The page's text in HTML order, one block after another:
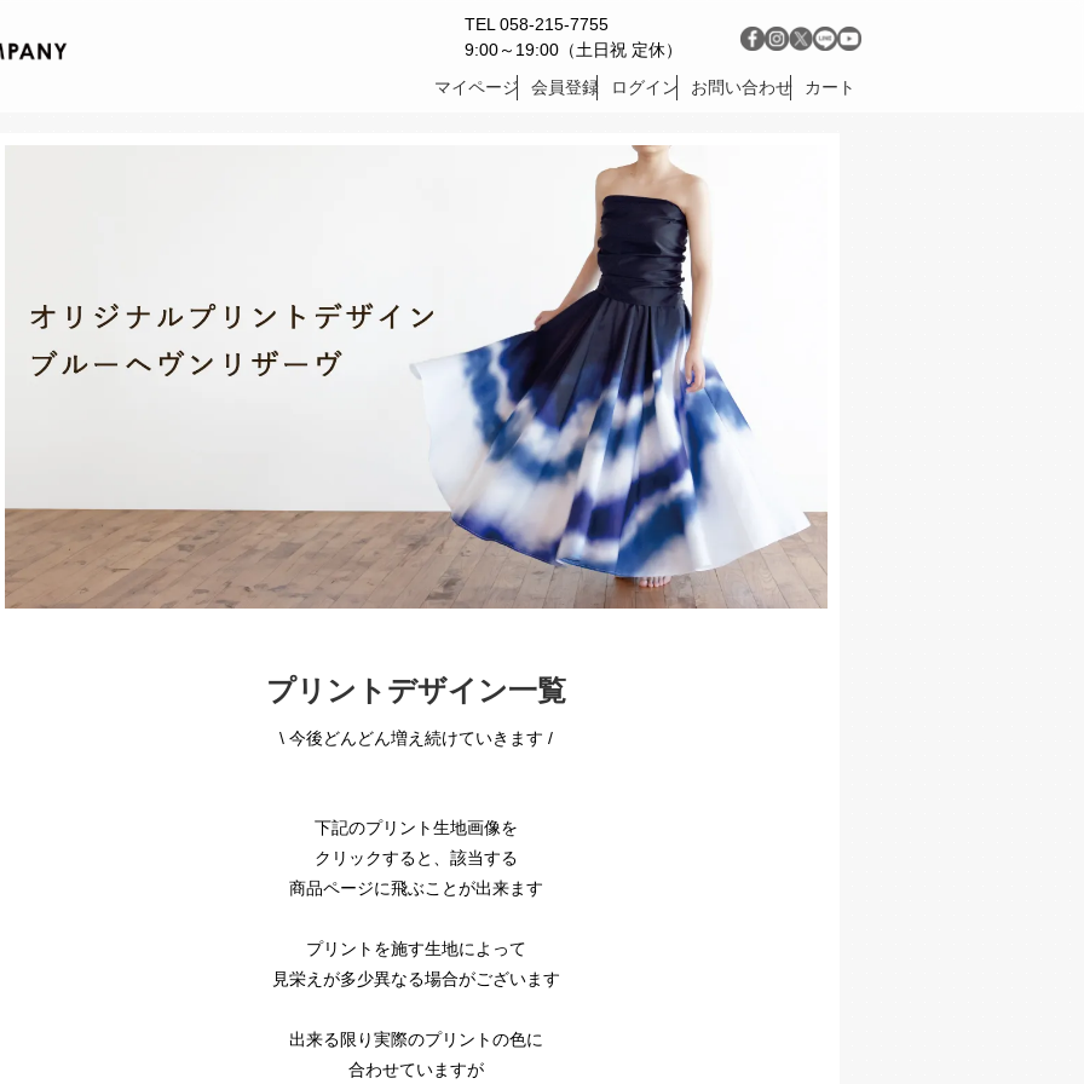
TEL 058-215-7755
9:00～19:00（土日祝 定休）
マイページ
会員登録 ログイン お問い合わせ カート
プリントデザイン一覧
\ 今後どんどん増え続けていきます /
下記のプリント生地画像を
クリックすると、該当する
商品ページに飛ぶことが出来ます
プリントを施す生地によって
見栄えが多少異なる場合がございます
出来る限り実際のプリントの色に
合わせていますが